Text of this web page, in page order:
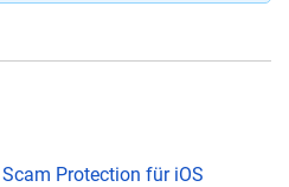
Protection für iOS